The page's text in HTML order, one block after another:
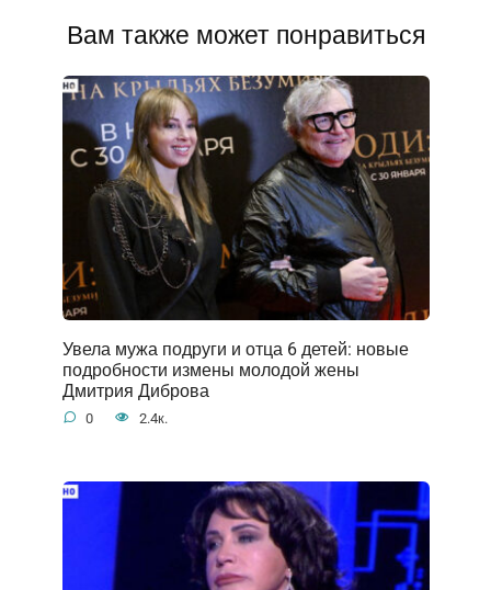
Вам также может понравиться
Увела мужа подруги и отца 6 детей: новые
подробности измены молодой жены
Дмитрия Диброва
0 2.4к.